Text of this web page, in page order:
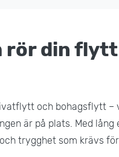
rör din
och bohagsflytt –
är på plats. Med lång
trygghet som krävs